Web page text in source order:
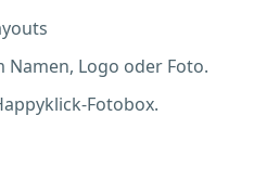
Logo oder Foto.
Fotobox.